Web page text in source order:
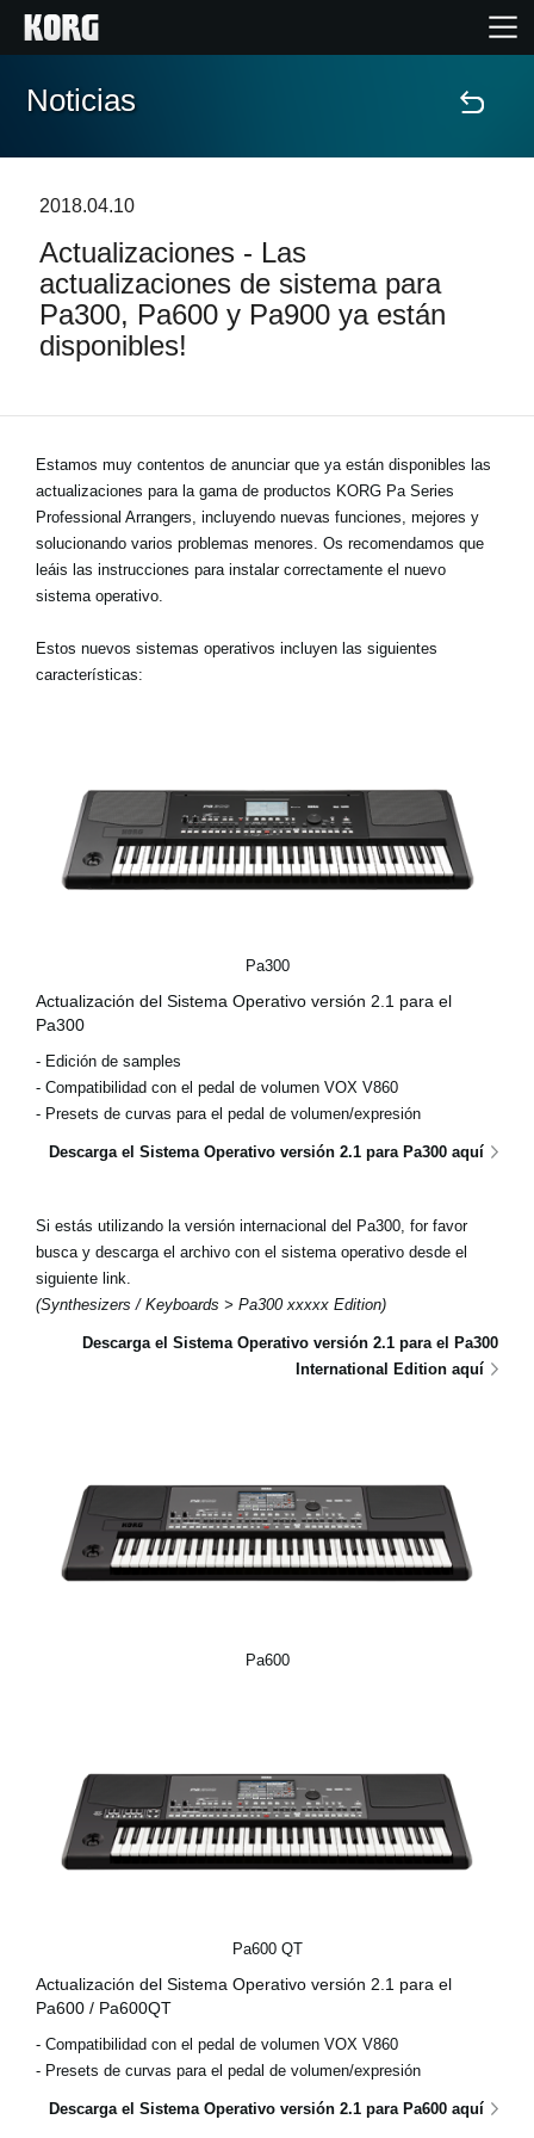
Inicio
Características
Eventos
Localizador de Tiendas
Noticias
Ubicación
Redes Sociales
Noticias
2018.04.10
Actualizaciones - Las
actualizaciones de sistema para
Pa300, Pa600 y Pa900 ya están
disponibles!
Estamos muy contentos de anunciar que ya están disponibles las
actualizaciones para la gama de productos KORG Pa Series
Professional Arrangers, incluyendo nuevas funciones, mejores y
solucionando varios problemas menores. Os recomendamos que
leáis las instrucciones para instalar correctamente el nuevo
sistema operativo.
Estos nuevos sistemas operativos incluyen las siguientes
características:
Pa300
Actualización del Sistema Operativo versión 2.1 para el
Pa300
- Edición de samples
- Compatibilidad con el pedal de volumen VOX V860
- Presets de curvas para el pedal de volumen/expresión
Descarga el Sistema Operativo versión 2.1 para Pa300 aquí
Si estás utilizando la versión internacional del Pa300, for favor
busca y descarga el archivo con el sistema operativo desde el
siguiente link.
(Synthesizers / Keyboards > Pa300 xxxxx Edition)
Descarga el Sistema Operativo versión 2.1 para el Pa300
International Edition aquí
Pa600
Pa600 QT
Actualización del Sistema Operativo versión 2.1 para el
Pa600 / Pa600QT
- Compatibilidad con el pedal de volumen VOX V860
- Presets de curvas para el pedal de volumen/expresión
Descarga el Sistema Operativo versión 2.1 para Pa600 aquí